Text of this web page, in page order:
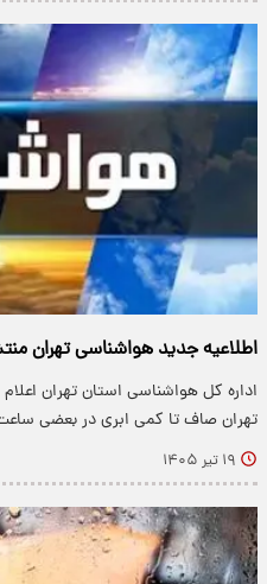
اطلاعیه جدید هواشناسی تهران
اداره کل هواشناسی استان تهران
تهران صاف تا کمی ابری در بعضی
۱۹ تیر ۱۴۰۵